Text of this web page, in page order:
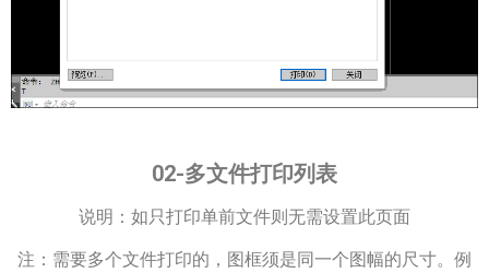
02-多文件打印列表
说明：如只打印单前文件则无需设置此页面
注：需要多个文件打印的，图框须是同一个图幅的尺寸。例